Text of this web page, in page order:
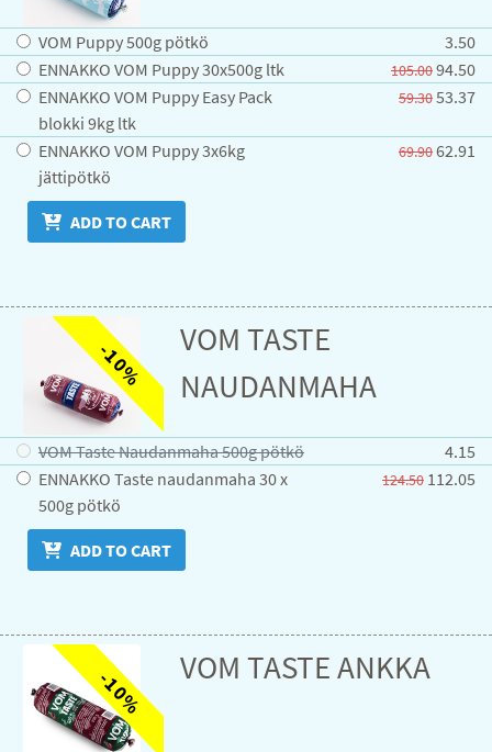
VOM Puppy 500g pötkö
3.50
ENNAKKO VOM Puppy 30x500g ltk
105.0094.50
ENNAKKO VOM Puppy Easy Pack
blokki 9kg ltk
59.3053.37
ENNAKKO VOM Puppy 3x6kg
jättipötkö
69.9062.91
ADD TO CART
-10%
VOM TASTE
NAUDANMAHA
VOM Taste Naudanmaha 500g pötkö
4.15
ENNAKKO Taste naudanmaha 30 x
500g pötkö
124.50112.05
ADD TO CART
-10% VOM TASTE ANKKA